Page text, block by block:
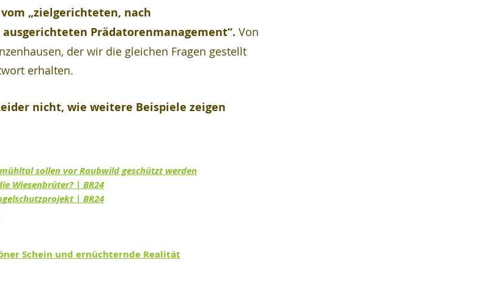
„zielgerichteten, nach
Prädatorenmanagement“. Von
der wir die gleichen Fragen gestellt
erhalten.
nicht, wie weitere Beispiele zeigen
sollen vor Raubwild geschützt werden
Wiesenbrüter? | BR24
| BR24
Schein und ernüchternde Realität